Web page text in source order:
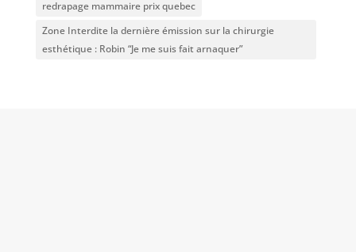
redrapage mammaire prix quebec
Zone Interdite la dernière émission sur la chirurgie
esthétique : Robin “Je me suis fait arnaquer”